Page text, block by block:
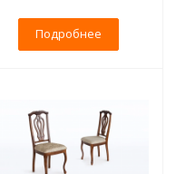
Подробнее